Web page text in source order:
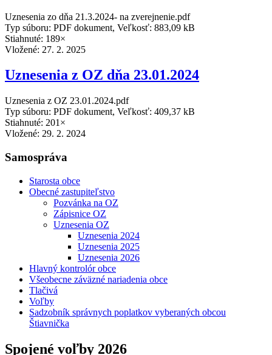
Uznesenia zo dňa 21.3.2024- na zverejnenie.pdf
Typ súboru: PDF dokument, Veľkosť: 883,09 kB
Stiahnuté: 189×
Vložené: 27. 2. 2025
Uznesenia z OZ dňa 23.01.2024
Uznesenia z OZ 23.01.2024.pdf
Typ súboru: PDF dokument, Veľkosť: 409,37 kB
Stiahnuté: 201×
Vložené: 29. 2. 2024
Samospráva
Starosta obce
Obecné zastupiteľstvo
Pozvánka na OZ
Zápisnice OZ
Uznesenia OZ
Uznesenia 2024
Uznesenia 2025
Uznesenia 2026
Hlavný kontrolór obce
Všeobecne záväzné nariadenia obce
Tlačivá
Voľby
Sadzobník správnych poplatkov vyberaných obcou
Štiavnička
Spojené voľby 2026